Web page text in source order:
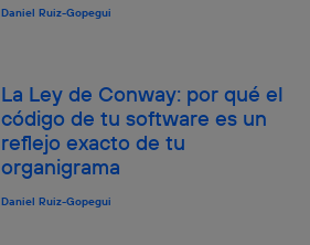
Daniel Ruiz-Gopegui
La Ley de Conway: por qué el
código de tu software es un
reflejo exacto de tu
organigrama
Daniel Ruiz-Gopegui